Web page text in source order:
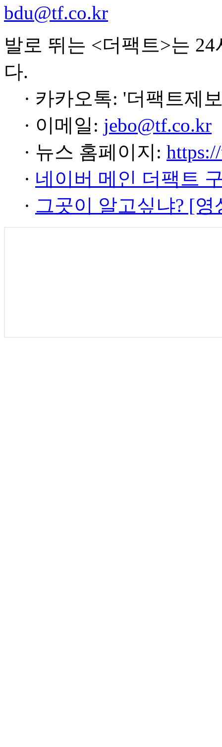
bdu@tf.co.kr
발로 뛰는 <더팩트>는
다.
· 카카오톡: '더팩트제
· 이메일: jebo@tf.co.kr
· 뉴스 홈페이지:
· 네이버 메인 더팩트
· 그곳이 알고싶냐? [